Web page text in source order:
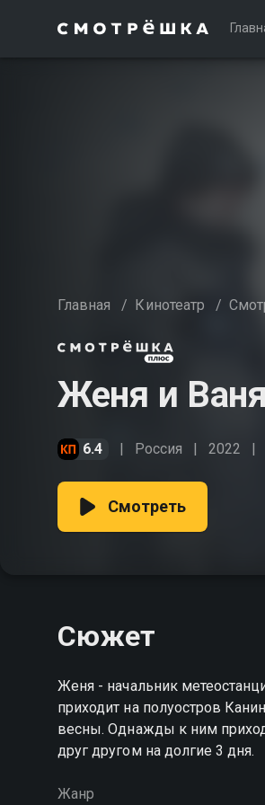
Главная / Кинотеатр /
Женя и
6.4 Россия 2022
Смотреть
Сюжет
Женя - начальник метеостанции, Ваня техник-метеоролог и помощник по
приходит на полуостров Канин нос раз в год,
весны. Однажды к ним приходит шторм и Женя с Ваней остаются без связи,
друг другом на долгие 3 дня.
Жанр